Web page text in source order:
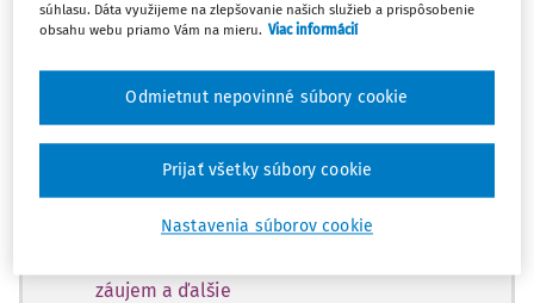
Vďaka tomu získate aj:
Obsah predplatného Ropo a obce Expert
Odborné články z oblastí: stavebný úrad,
záujem a ďalšie
súhlasu. Dáta využijeme na zlepšovanie našich služieb a prispôsobenie
obsahu webu priamo Vám na mieru. Viac informácií
Nastavenia súborov cookie
Odmietnut nepovinné súbory cookie
Prijať všetky súbory cookie